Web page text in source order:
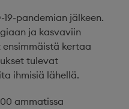
pandemian jälkeen.
ja kasvaviin
kertaa
tulevat
ihmisiä lähellä.
ammatissa